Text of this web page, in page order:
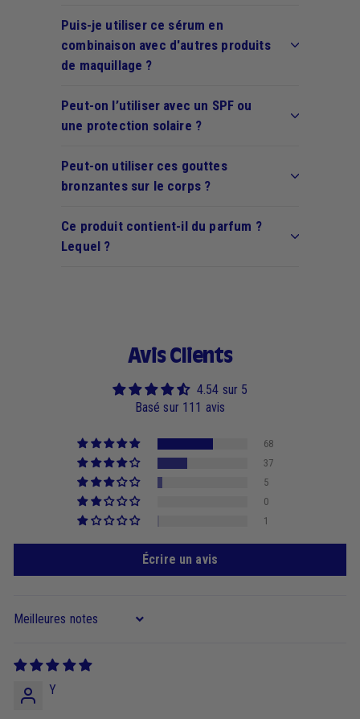
Puis-je utiliser ce sérum en
combinaison avec d'autres produits
de maquillage ?
Peut-on l’utiliser avec un SPF ou
une protection solaire ?
Peut-on utiliser ces gouttes
bronzantes sur le corps ?
Ce produit contient-il du parfum ?
Lequel ?
Avis Clients
4.54 sur 5
Basé sur 111 avis
68
37
5
0
1
Écrire un avis
Sort by
Y